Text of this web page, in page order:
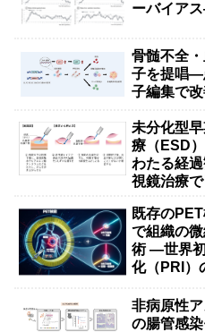
ーバイア
骨髄不全
子を提唱―
子編集で
未分化型
療（ESD
わたる経
視鏡治療
既存の
で組織の
術 ―世界
化（PRI）
非病原性
の腸管感